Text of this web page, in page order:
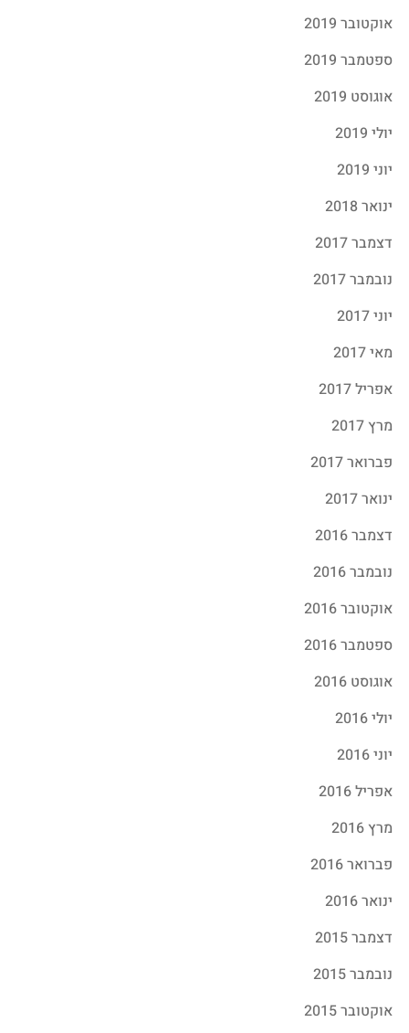
אוקטובר 2019
ספטמבר 2019
אוגוסט 2019
יולי 2019
יוני 2019
ינואר 2018
דצמבר 2017
נובמבר 2017
יוני 2017
מאי 2017
אפריל 2017
מרץ 2017
פברואר 2017
ינואר 2017
דצמבר 2016
נובמבר 2016
אוקטובר 2016
ספטמבר 2016
אוגוסט 2016
יולי 2016
יוני 2016
אפריל 2016
מרץ 2016
פברואר 2016
ינואר 2016
דצמבר 2015
נובמבר 2015
אוקטובר 2015